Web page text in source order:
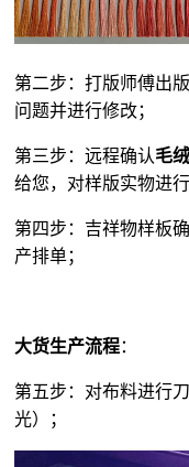
第二步：打版师傅出
问题并进行修改；
第三步：远程确认毛
给您，对样版实物进行
第四步：吉祥物样板
产排单；
大货生产流程：
第五步：对布料进行
光）；